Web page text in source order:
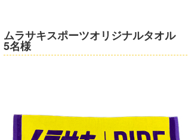
ムラサキスポーツオリジナルタオル
5名様